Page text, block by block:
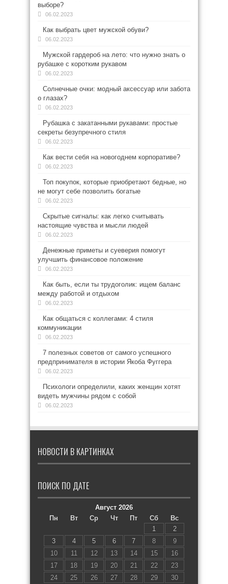
выборе?
06.02.2023
Как выбрать цвет мужской обуви?
06.02.2023
Мужской гардероб на лето: что нужно знать о
рубашке с коротким рукавом
06.02.2023
Солнечные очки: модный аксессуар или забота
о глазах?
06.02.2023
Рубашка с закатанными рукавами: простые
секреты безупречного стиля
06.02.2023
Как вести себя на новогоднем корпоративе?
06.02.2023
Топ покупок, которые приобретают бедные, но
не могут себе позволить богатые
06.02.2023
Скрытые сигналы: как легко считывать
настоящие чувства и мысли людей
06.02.2023
Денежные приметы и суеверия помогут
улучшить финансовое положение
06.02.2023
Как быть, если ты трудоголик: ищем баланс
между работой и отдыхом
06.02.2023
Как общаться с коллегами: 4 стиля
коммуникации
06.02.2023
7 полезных советов от самого успешного
предпринимателя в истории Якоба Фуггера
06.02.2023
Психологи определили, каких женщин хотят
видеть мужчины рядом с собой
06.02.2023
НОВОСТИ В КАРТИНКАХ
ПОИСК ПО ДАТЕ
Август 2026
Пн
Вт Ср Чт Пт Сб
Вс
1
2
3
4 5 6 7 8
9
10
11 12 13 14 15
16
17
18 19 20 21 22
23
24
25 26 27 28 29 30